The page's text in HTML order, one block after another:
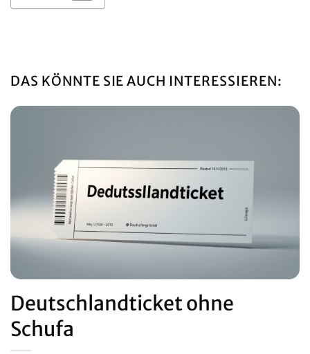
DAS KÖNNTE SIE AUCH INTERESSIEREN:
Deutschlandticket ohne
Schufa